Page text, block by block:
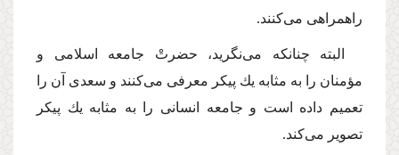
راهمراهى مى‌كنند.
البته چنانكه مى‌نگرید، حضرتْ جامعه اسلامى و
مؤمنان را به مثابه یك پیكر معرفى مى‌كنند و سعدى آن را
تعمیم داده است و جامعه انسانى را به مثابه یك پیكر
تصویر مى‌كند.